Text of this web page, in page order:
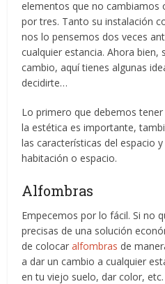
elementos que no cambiamos
por tres. Tanto su instalación
nos lo pensemos dos veces
cualquier estancia. Ahora bien,
cambio, aquí tienes algunas
decidirte…
Lo primero que debemos
la estética es importante,
las características del espacio
habitación o espacio.
Alfombras
Empecemos por lo fácil. Si no
precisas de una solución
de colocaralfombras de
a dar un cambio a cualquier
en tu viejo suelo, dar color, etc.